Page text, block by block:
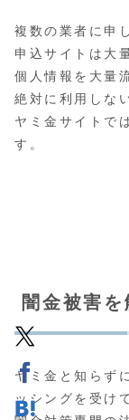
複数の業者に申
申込サイトは大
個人情報を大量
絶対に利用しな
ヤミ金サイトで
す。
闇金被害
ヤミ金と知らず
ッシングを受け